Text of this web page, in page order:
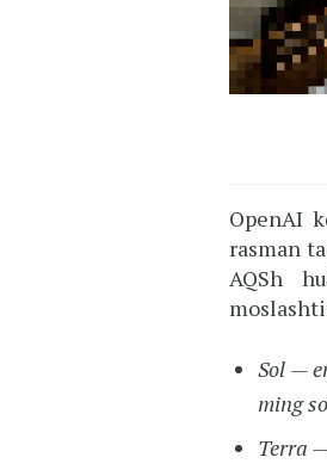
OpenAI
rasman
AQSh
Sol —
ming
Terra